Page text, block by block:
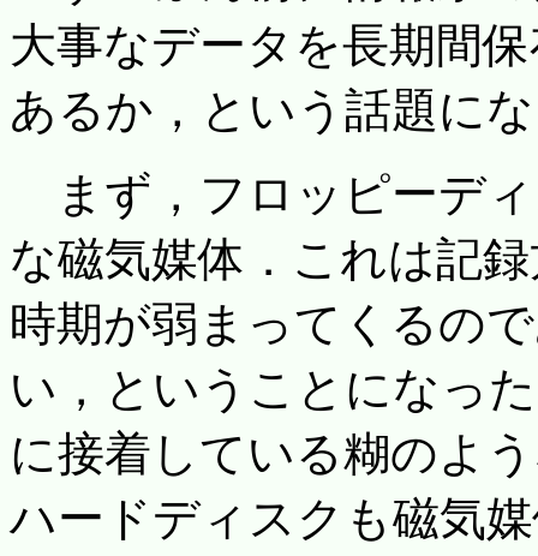
大事なデータを長期間
あるか，という話題に
まず，フロッピーデ
な磁気媒体．これは記
時期が弱まってくるの
い，ということになっ
に接着している糊のよ
ハードディスクも磁気